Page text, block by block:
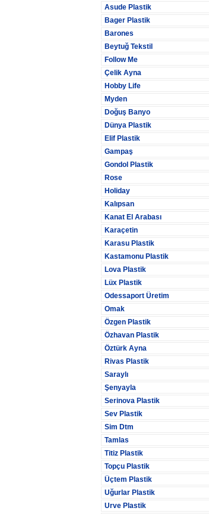
Asude Plastik
Bager Plastik
Barones
Beytuğ Tekstil
Follow Me
Çelik Ayna
Hobby Life
Myden
Doğuş Banyo
Dünya Plastik
Elif Plastik
Gampaş
Gondol Plastik
Rose
Holiday
Kalıpsan
Kanat El Arabası
Karaçetin
Karasu Plastik
Kastamonu Plastik
Lova Plastik
Lüx Plastik
Odessaport Üretim
Omak
Özgen Plastik
Özhavan Plastik
Öztürk Ayna
Rivas Plastik
Saraylı
Şenyayla
Serinova Plastik
Sev Plastik
Sim Dtm
Tamlas
Titiz Plastik
Topçu Plastik
Üçtem Plastik
Uğurlar Plastik
Urve Plastik